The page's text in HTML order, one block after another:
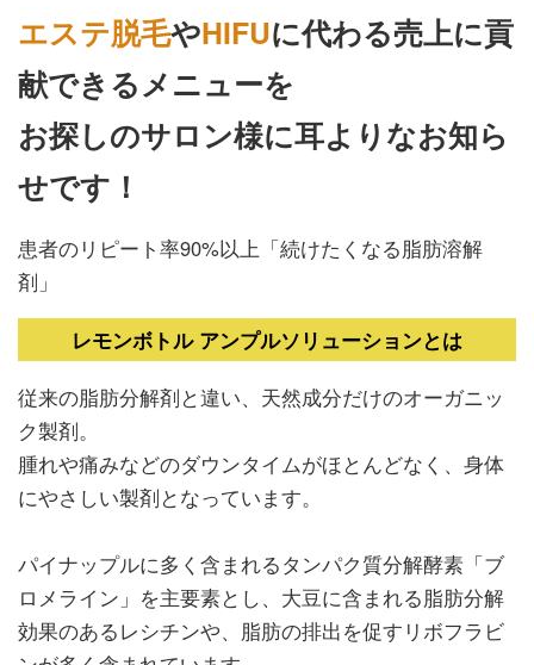
エステ脱毛やHIFUに代わる売上に貢
献できるメニューを
お探しのサロン様に耳よりなお知ら
せです！
患者のリピート率90%以上「続けたくなる脂肪溶解
剤」
レモンボトル アンプルソリューションとは
従来の脂肪分解剤と違い、天然成分だけのオーガニッ
ク製剤。
腫れや痛みなどのダウンタイムがほとんどなく、身体
にやさしい製剤となっています。
パイナップルに多く含まれるタンパク質分解酵素「ブ
ロメライン」を主要素とし、大豆に含まれる脂肪分解
効果のあるレシチンや、脂肪の排出を促すリボフラビ